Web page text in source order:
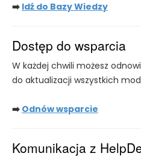
➡️ Idź do Bazy Wiedzy
Dostęp do wsparcia
W każdej chwili możesz
do aktualizacji wszystkich
➡️ Odnów wsparcie
Komunikacja z